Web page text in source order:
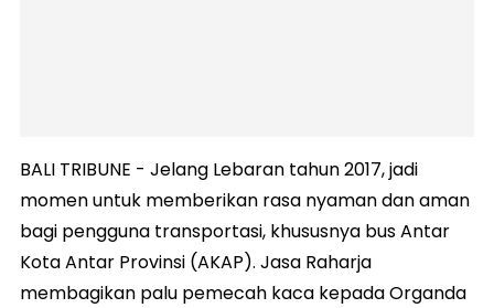
BALI TRIBUNE - Jelang Lebaran tahun 2017, jadi
momen untuk memberikan rasa nyaman dan aman
bagi pengguna transportasi, khususnya bus Antar
Kota Antar Provinsi (AKAP). Jasa Raharja
membagikan palu pemecah kaca kepada Organda